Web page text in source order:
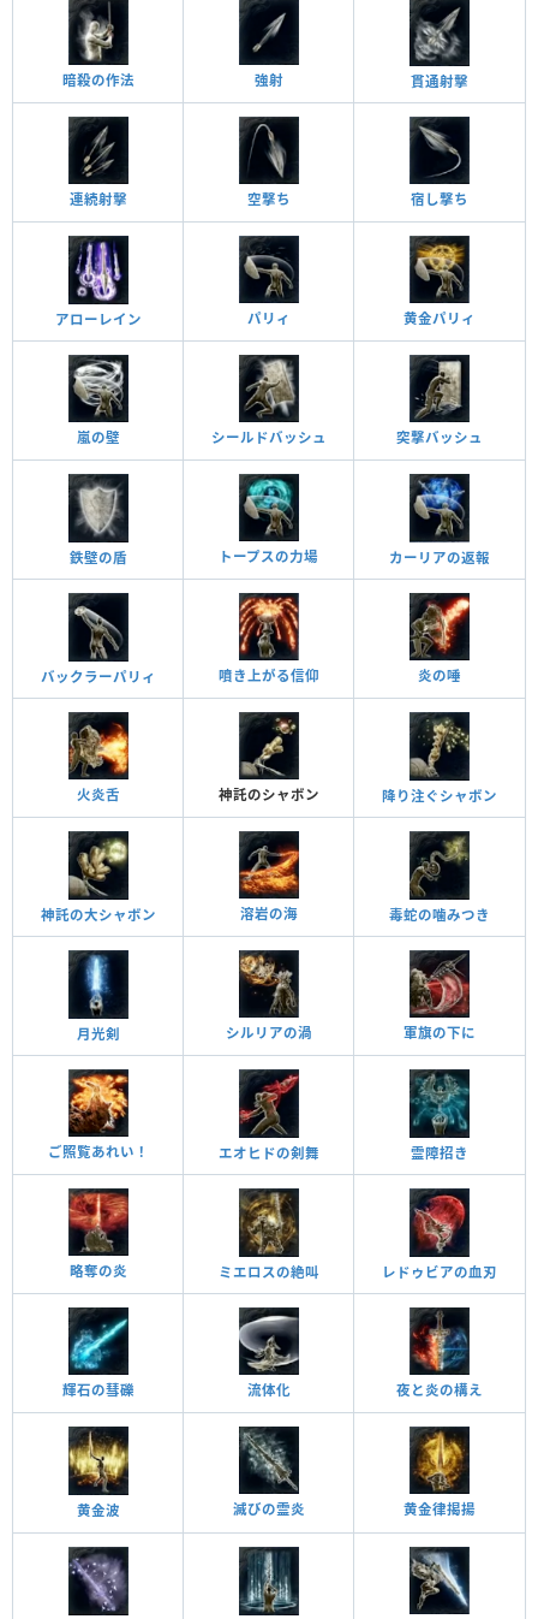
暗殺の作法 強射 貫通射擊
連続射擊 空撃ち 宿し撃ち
アローレイン パリィ 黄金パリィ
嵐の壁 シールドバッシュ 突撃バッシュ
鉄壁の盾 トープスの力場 カーリアの返報
バックラーパリィ 噴き上がる信仰 炎の唾
火炎舌 神託のシャボン 降り注ぐシャボン
神託の大シャボン 溶岩の海 毒蛇の噛みつき
月光剣 シルリアの渦 軍旗の下に
ご照覧あれい！ エオヒドの剣舞 霊障招き
略奪の炎 ミエロスの絶叫 レドゥビアの血刃
輝石の彗礫 流体化 夜と炎の構え
黄金波 滅びの霊炎 黄金律揭揚